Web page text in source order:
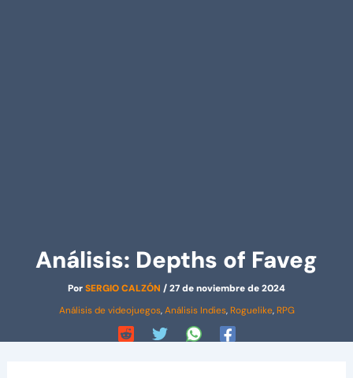
Análisis: Depths of Faveg
PorSERGIO CALZÓN /27 de noviembre de 2024
Análisis de videojuegos,Análisis Indies, Roguelike, RPG